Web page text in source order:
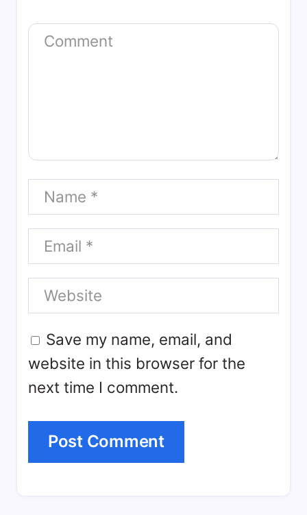
Save my name, email, and
website in this browser for the
next time I comment.